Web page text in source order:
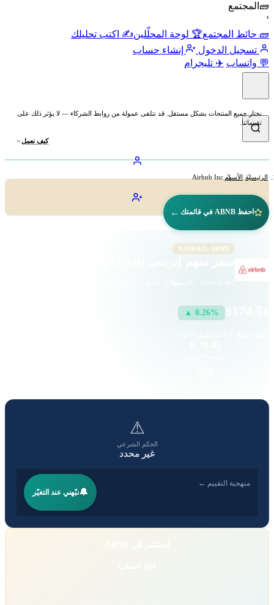
🧱المجتمع
🧱 حائط المجتمع🏆 لوحة المحلّلين✍️ اكتب تحليلك
تسجيل الدخول
إنشاء حساب
💬 واتساب ✈️ تليجرام
نختار جميع المنتجات بشكل مستقل. قد نتلقى عمولة من روابط الشركاء — لا يؤثر ذلك على
تقييماتنا.
كيف نعمل
الرئيسية الأسهم Airbnb Inc
احفظ ABNB في قائمتك ←
NASDAQ: ABNB
▲ 0.26%
⚠
الحكم الشرعي
غير محدد
منهجية التقييم ←
🔔نبّهني عند التغيّر